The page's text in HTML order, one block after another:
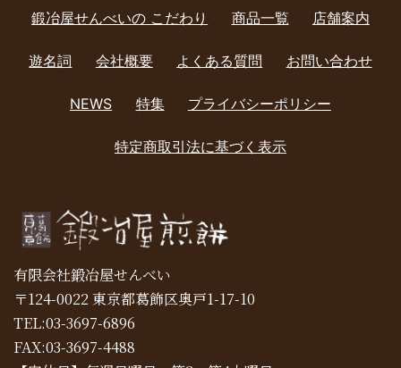
ン
鍛冶屋せんべいの こだわり 商品一覧 店舗案内
遊名詞 会社概要 よくある質問 お問い合わせ
NEWS 特集 プライバシーポリシー
特定商取引法に基づく表示
有限会社鍛冶屋せんべい
〒124-0022 東京都葛飾区奥戸1-17-10
TEL:03-3697-6896
FAX:03-3697-4488